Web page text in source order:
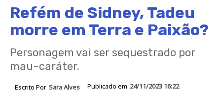
Refém de Sidney, Tadeu
morre em Terra e Paixão?
Personagem vai ser sequestrado por
mau-caráter.
Escrito Por Sara Alves Publicado em 24/11/2023 16:22